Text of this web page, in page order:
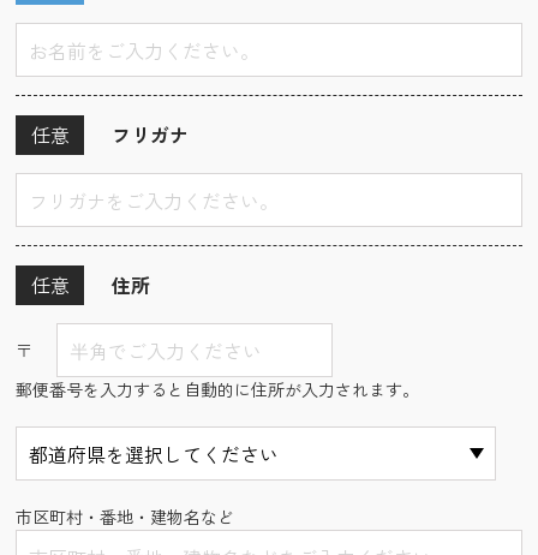
フリガナ
任意
住所
任意
〒
郵便番号を入力すると自動的に住所が入力されます。
市区町村・番地・建物名など